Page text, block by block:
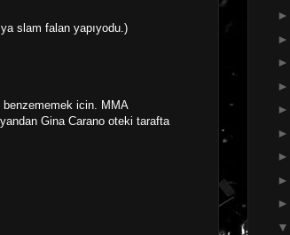
slam falan yapıyodu.)
icin. MMA
Gina Carano oteki tarafta
►
►
►
►
►
►
►
►
►
▼